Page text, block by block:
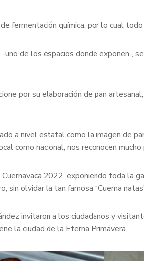
fermentación química, por lo cual
de los espacios donde exponen-,
por su elaboración de pan
a nivel estatal como la imagen de
nacional, nos reconocen mucho
2022, exponiendo toda la
olvidar la tan famosa “Cuerna
invitaron a los ciudadanos y
la ciudad de la Eterna Primavera.